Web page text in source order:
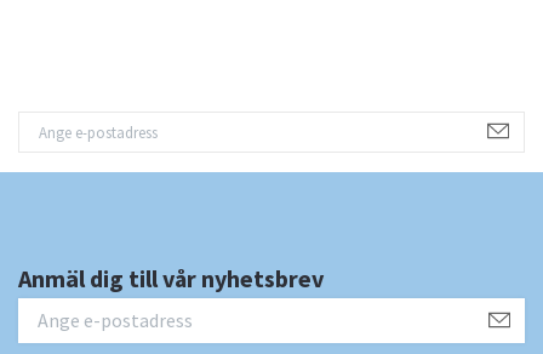
Anmäl dig till vår nyhetsbrev